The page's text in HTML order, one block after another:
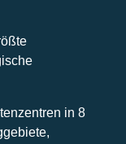
in 8